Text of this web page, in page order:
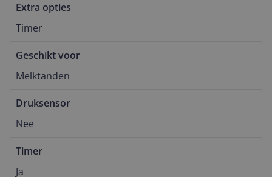
Extra opties
Timer
Geschikt voor
Melktanden
Druksensor
Nee
Timer
Ja